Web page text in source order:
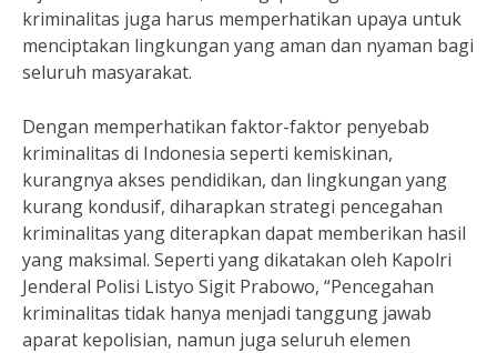
kriminalitas juga harus memperhatikan upaya untuk
menciptakan lingkungan yang aman dan nyaman bagi
seluruh masyarakat.
Dengan memperhatikan faktor-faktor penyebab
kriminalitas di Indonesia seperti kemiskinan,
kurangnya akses pendidikan, dan lingkungan yang
kurang kondusif, diharapkan strategi pencegahan
kriminalitas yang diterapkan dapat memberikan hasil
yang maksimal. Seperti yang dikatakan oleh Kapolri
Jenderal Polisi Listyo Sigit Prabowo, “Pencegahan
kriminalitas tidak hanya menjadi tanggung jawab
aparat kepolisian, namun juga seluruh elemen